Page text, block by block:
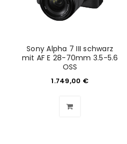
Sony Alpha 7 III schwarz
mit AF E 28-70mm 3.5-5.6
OSS
1.749,00 €